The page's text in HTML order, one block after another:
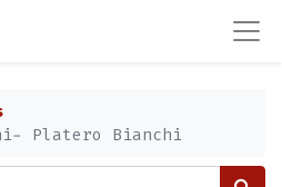
Platero Bianchi